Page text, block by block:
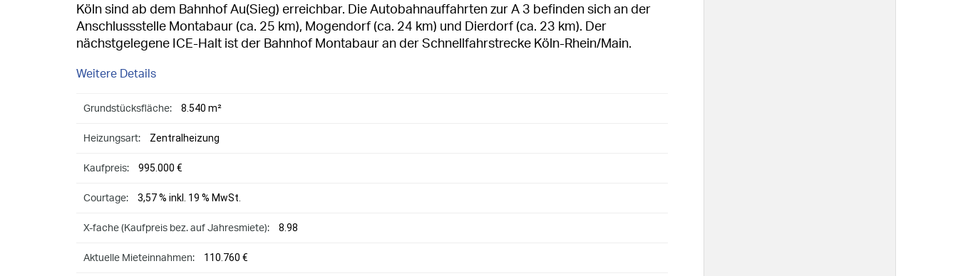
Köln sind ab dem Bahnhof Au(Sieg) erreichbar. Die Autobahnauffahrten zur A 3 befinden sich an der
Anschlussstelle Montabaur (ca. 25 km), Mogendorf (ca. 24 km) und Dierdorf (ca. 23 km). Der
nächstgelegene ICE-Halt ist der Bahnhof Montabaur an der Schnellfahrstrecke Köln-Rhein/Main.
Weitere Details
Grundstücksfläche: 8.540 m²
Heizungsart: Zentralheizung
Kaufpreis: 995.000 €
Courtage: 3,57 % inkl. 19 % MwSt.
X-fache (Kaufpreis bez. auf Jahresmiete): 8.98
Aktuelle Mieteinnahmen: 110.760 €